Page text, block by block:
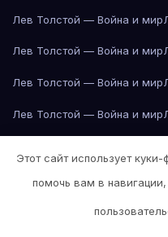
Лев Толстой — Война и мир
Лев Толстой — Война и мир
Лев Толстой — Война и мир
Лев Толстой — Война и мир
Лос-
Этот сайт использует
помочь вам в